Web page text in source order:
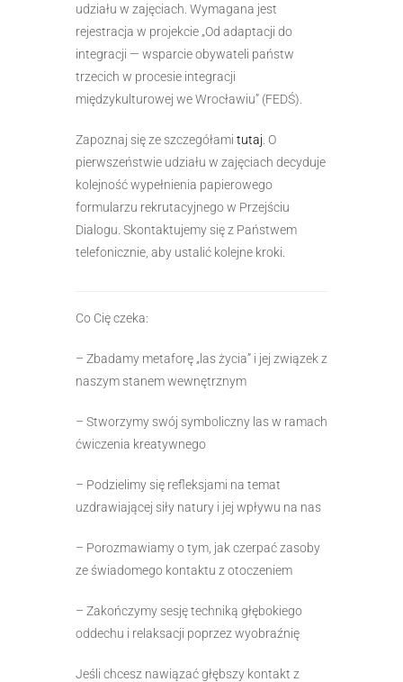
udziału w zajęciach. Wymagana jest
rejestracja w projekcie „Od adaptacji do
integracji — wsparcie obywateli państw
trzecich w procesie integracji
międzykulturowej we Wrocławiu” (FEDŚ).
Zapoznaj się ze szczegółami tutaj . O
pierwszeństwie udziału w zajęciach decyduje
kolejność wypełnienia papierowego
formularzu rekrutacyjnego w Przejściu
Dialogu. Skontaktujemy się z Państwem
telefonicznie, aby ustalić kolejne kroki.
Co Cię czeka:
– Zbadamy metaforę „las życia” i jej związek z
naszym stanem wewnętrznym
– Stworzymy swój symboliczny las w ramach
ćwiczenia kreatywnego
– Podzielimy się refleksjami na temat
uzdrawiającej siły natury i jej wpływu na nas
– Porozmawiamy o tym, jak czerpać zasoby
ze świadomego kontaktu z otoczeniem
– Zakończymy sesję techniką głębokiego
oddechu i relaksacji poprzez wyobraźnię
Jeśli chcesz nawiązać głębszy kontakt z